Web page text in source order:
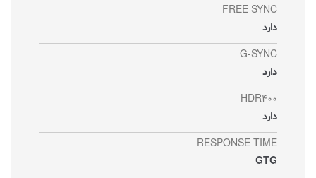
FREE SYNC
دارد
G-SYNC
دارد
HDR400
دارد
RESPONSE TIME
GTG